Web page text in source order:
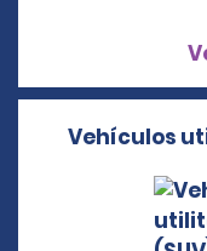
Vehículos